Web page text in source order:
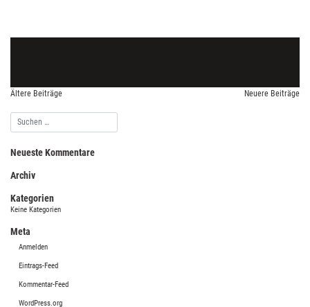
Ältere Beiträge Neuere Beiträge
Neueste Kommentare
Archiv
Kategorien
Keine Kategorien
Meta
Anmelden
Eintrags-Feed
Kommentar-Feed
WordPress.org